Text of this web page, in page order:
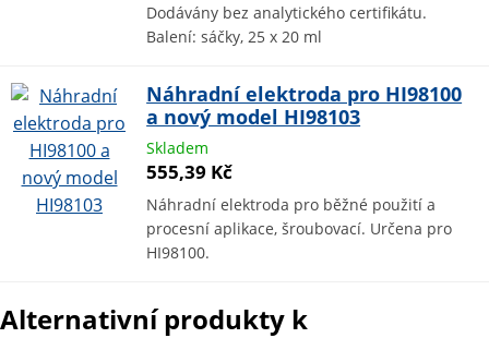
Dodávány bez analytického certifikátu.
Balení: sáčky, 25 x 20 ml
Náhradní elektroda pro HI98100
a nový model HI98103
Skladem
555,39 Kč
Náhradní elektroda pro běžné použití a
procesní aplikace, šroubovací. Určena pro
HI98100.
Alternativní produkty k